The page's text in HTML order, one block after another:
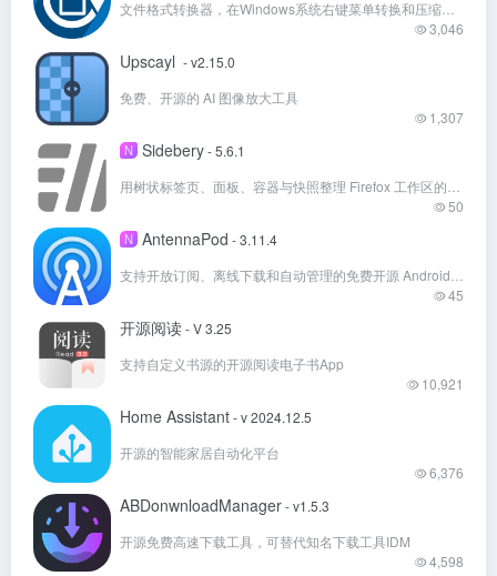
3,046
Upscayl - v2.15.0
免费、开源的 AI 图像放大工具
1,307
N Sidebery- 5.6.1
50
N AntennaPod - 3.11.4
45
开源阅读- V 3.25
支持自定义书源的开源阅读电子书App
10,921
Home Assistant- v 2024.12.5
开源的智能家居自动化平台
6,376
ABDonwnloadManager- v1.5.3
开源免费高速下载工具，可替代知名下载工具IDM
4,598